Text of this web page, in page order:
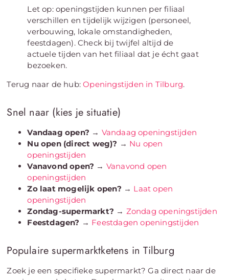
Let op: openingstijden kunnen per filiaal
verschillen en tijdelijk wijzigen (personeel,
verbouwing, lokale omstandigheden,
feestdagen). Check bij twijfel altijd de
actuele tijden van het filiaal dat je écht gaat
bezoeken.
Terug naar de hub:Openingstijden in Tilburg.
Snel naar (kies je situatie)
Vandaag open? → Vandaag openingstijden
Nu open (direct weg)? → Nu open
openingstijden
Vanavond open? → Vanavond open
openingstijden
Zo laat mogelijk open? → Laat open
openingstijden
Zondag-supermarkt? → Zondag openingstijden
Feestdagen? → Feestdagen openingstijden
Populaire supermarktketens in Tilburg
Zoek je een specifieke supermarkt? Ga direct naar de